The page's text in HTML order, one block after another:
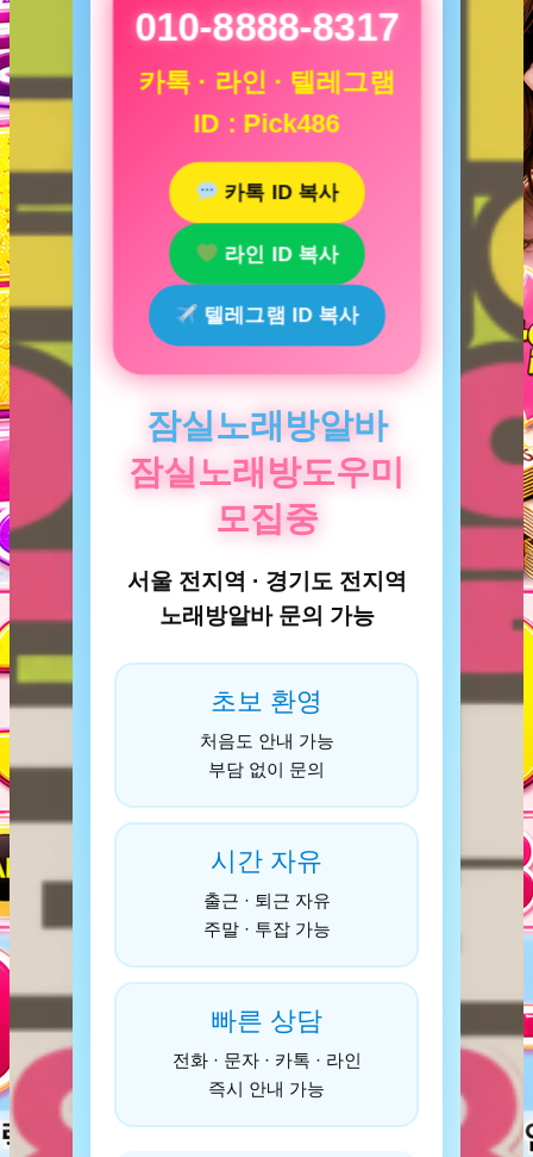
010-8888-8317
카톡 · 라인 · 텔레그램
ID : Pick486
카톡 ID 복사
라인 ID 복사
텔레그램 ID 복사
잠실노래방알바
잠실노래방도우미
모집중
서울 전지역 · 경기도 전지역
노래방알바 문의 가능
초보 환영
처음도 안내 가능
부담 없이 문의
시간 자유
출근 · 퇴근 자유
주말 · 투잡 가능
빠른 상담
전화 · 문자 · 카톡 · 라인
즉시 안내 가능